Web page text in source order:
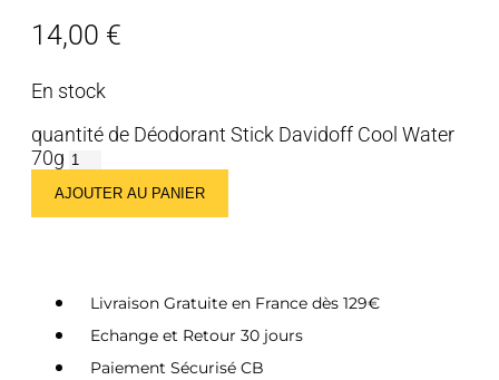
14,00 €
En stock
quantité de Déodorant Stick Davidoff Cool Water
70g
AJOUTER AU PANIER
Livraison Gratuite en France dès 129€
Echange et Retour 30 jours
Paiement Sécurisé CB